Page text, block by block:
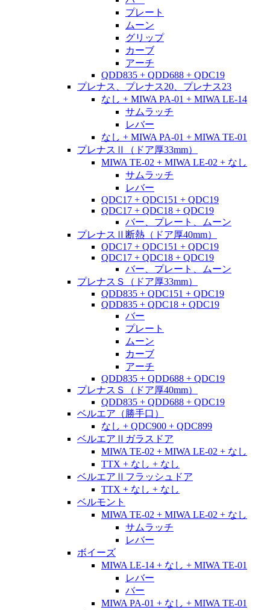
プレート
ムーン
グリップ
カーブ
アーチ
QDD835 + QDD688 + QDC19
プレナス、プレナス20、プレナス23
なし + MIWA PA-01 + MIWA LE-14
サムラッチ
レバー
なし + MIWA PA-01 + MIWA TE-01
プレナスⅡ（ドア厚33mm）
MIWA TE-02 + MIWA LE-02 + なし
サムラッチ
レバー
QDC17 + QDC151 + QDC19
QDC17 + QDC18 + QDC19
バー、プレート、ムーン
プレナスⅡ断熱（ドア厚40mm）
QDC17 + QDC151 + QDC19
QDC17 + QDC18 + QDC19
バー、プレート、ムーン
プレナスＳ（ドア厚33mm）
QDD835 + QDC151 + QDC19
QDD835 + QDC18 + QDC19
バー
プレート
ムーン
カーブ
アーチ
QDD835 + QDD688 + QDC19
プレナスＳ（ドア厚40mm）
QDD835 + QDD688 + QDC19
ベルエア（勝手口）
なし + QDC900 + QDC899
ベルエアⅡガラスドア
MIWA TE-02 + MIWA LE-02 + なし
TTX + なし + なし
ベルエアⅡフラッシュドア
TTX + なし + なし
ベルモント
MIWA TE-02 + MIWA LE-02 + なし
サムラッチ
レバー
ボイーズ
MIWA LE-14 + なし + MIWA TE-01
レバー
バー
MIWA PA-01 + なし + MIWA TE-01